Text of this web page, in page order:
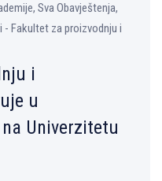
Sva Obavještenja,
Fakultet za proizvodnju i
i
u
na Univerzitetu